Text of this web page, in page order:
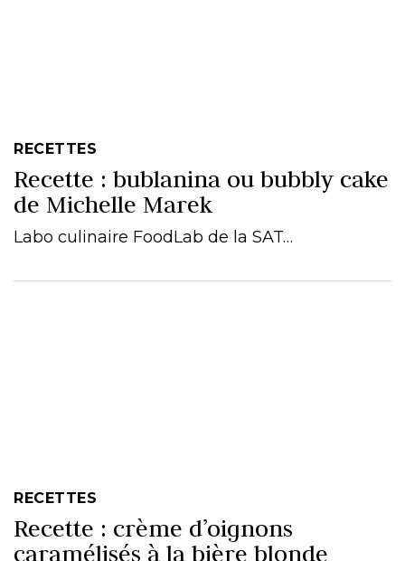
RECETTES
Recette : bublanina ou bubbly cake
de Michelle Marek
Labo culinaire FoodLab de la SAT…
RECETTES
Recette : crème d’oignons
caramélisés à la bière blonde